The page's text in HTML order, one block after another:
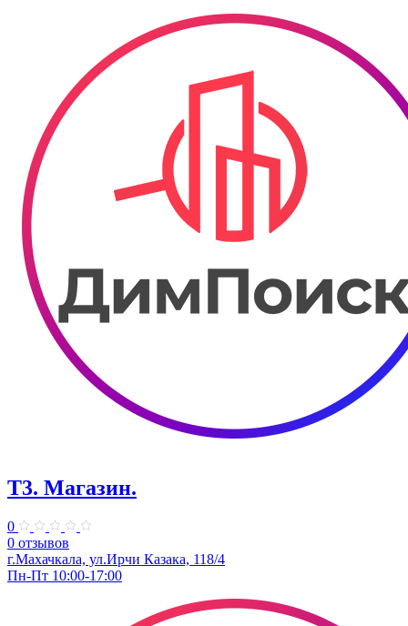
Т3. Магазин.
0
0 отзывов
г.Махачкала, ул.Ирчи Казака, 118/4
Пн-Пт 10:00-17:00